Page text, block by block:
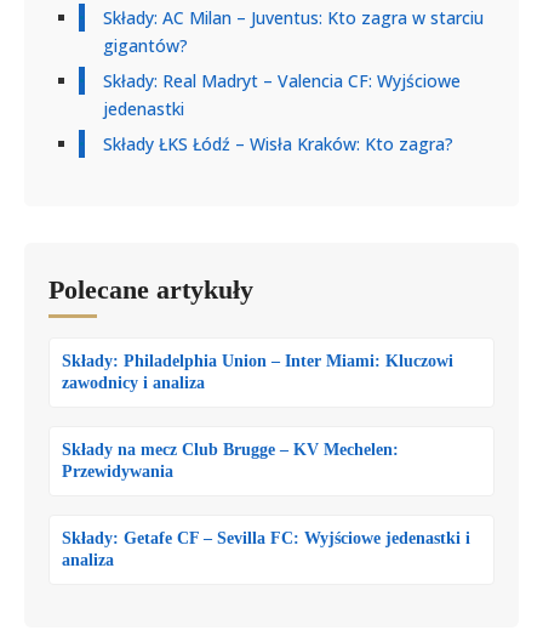
Składy: AC Milan – Juventus: Kto zagra w starciu
gigantów?
Składy: Real Madryt – Valencia CF: Wyjściowe
jedenastki
Składy ŁKS Łódź – Wisła Kraków: Kto zagra?
Polecane artykuły
Składy: Philadelphia Union – Inter Miami: Kluczowi
zawodnicy i analiza
Składy na mecz Club Brugge – KV Mechelen:
Przewidywania
Składy: Getafe CF – Sevilla FC: Wyjściowe jedenastki i
analiza